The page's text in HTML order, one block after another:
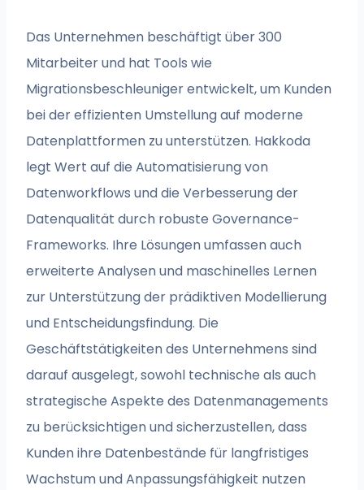
Das Unternehmen beschäftigt über 300
Mitarbeiter und hat Tools wie
Migrationsbeschleuniger entwickelt, um Kunden
bei der effizienten Umstellung auf moderne
Datenplattformen zu unterstützen. Hakkoda
legt Wert auf die Automatisierung von
Datenworkflows und die Verbesserung der
Datenqualität durch robuste Governance-
Frameworks. Ihre Lösungen umfassen auch
erweiterte Analysen und maschinelles Lernen
zur Unterstützung der prädiktiven Modellierung
und Entscheidungsfindung. Die
Geschäftstätigkeiten des Unternehmens sind
darauf ausgelegt, sowohl technische als auch
strategische Aspekte des Datenmanagements
zu berücksichtigen und sicherzustellen, dass
Kunden ihre Datenbestände für langfristiges
Wachstum und Anpassungsfähigkeit nutzen